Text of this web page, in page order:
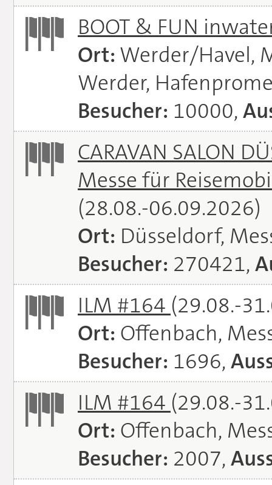
BOOT & FUN
Ort: Werder/Havel,
Werder,
Besucher: 10000,
CARAVAN SALON
Messe für
(28.08.-06.09.2026)
Ort: Düsseldorf,
Besucher: 270421,
ILM #164 (29.08.-
Ort: Offenbach,
Besucher: 1696,
ILM #164 (29.08.-
Ort: Offenbach,
Besucher: 2007,